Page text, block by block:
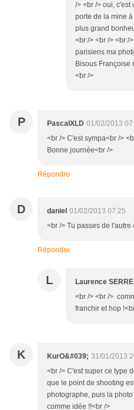
/> <br /> oui,
porte de la mine
plus grand
<br /> <br /> <br /
parisiens ma
Bisous Françoise
<br />
P PascalXLD 01/02/2013
<br /> C'est sympa<br />
Bonne journée<br />
Répondre
D daniel 01/02/2013 07:25
<br /> Tu passes de l'autre
Répondre
L Laurence
<br /> <br />
franchir et hop
K KurO&#039; 31/01/2013
<br /> C'est super ce type
que le point de shooting
photographe, puis la
comme idée !!<br />